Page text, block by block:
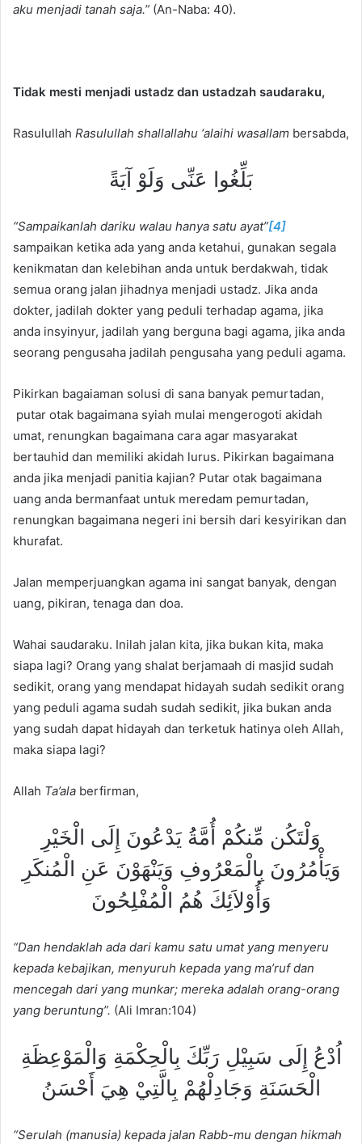
aku menjadi tanah saja.” (An-Naba: 40).
Tidak mesti menjadi ustadz dan ustadzah saudaraku,
Rasulullah Rasulullah shallallahu ‘alaihi wasallam bersabda,
بَلِّغُوا عَنِّى وَلَوْ آيَةً
“Sampaikanlah dariku walau hanya satu ayat”[4]
sampaikan ketika ada yang anda ketahui, gunakan segala
kenikmatan dan kelebihan anda untuk berdakwah, tidak
semua orang jalan jihadnya menjadi ustadz. Jika anda
dokter, jadilah dokter yang peduli terhadap agama, jika
anda insyinyur, jadilah yang berguna bagi agama, jika anda
seorang pengusaha jadilah pengusaha yang peduli agama.
Pikirkan bagaiaman solusi di sana banyak pemurtadan,
putar otak bagaimana syiah mulai mengerogoti akidah
umat, renungkan bagaimana cara agar masyarakat
bertauhid dan memiliki akidah lurus. Pikirkan bagaimana
anda jika menjadi panitia kajian? Putar otak bagaimana
uang anda bermanfaat untuk meredam pemurtadan,
renungkan bagaimana negeri ini bersih dari kesyirikan dan
khurafat.
Jalan memperjuangkan agama ini sangat banyak, dengan
uang, pikiran, tenaga dan doa.
Wahai saudaraku. Inilah jalan kita, jika bukan kita, maka
siapa lagi? Orang yang shalat berjamaah di masjid sudah
sedikit, orang yang mendapat hidayah sudah sedikit orang
yang peduli agama sudah sudah sedikit, jika bukan anda
yang sudah dapat hidayah dan terketuk hatinya oleh Allah,
maka siapa lagi?
Allah Ta’ala berfirman,
وَلْتَكُن مِّنكُمْ أُمَّةُُ يَدْعُونَ إِلَى الْخَيْرِ
وَيَأْمُرُونَ بِالْمَعْرُوفِ وَيَنْهَوْنَ عَنِ الْمُنكَرِ
وَأُوْلاَئِكَ هُمُ الْمُفْلِحُونَ
“Dan hendaklah ada dari kamu satu umat yang menyeru
kepada kebajikan, menyuruh kepada yang ma’ruf dan
mencegah dari yang munkar; mereka adalah orang-orang
yang beruntung”. (Ali Imran:104)
اُدْعُ إِلَى سَبِيْلِ رَبِّكَ بِالْحِكْمَةِ وَالْمَوْعِظَةِ
الْحَسَنَةِ وَجَادِلْهُمْ بِالَّتِيْ هِيَ أَحْسَنُ
“Serulah (manusia) kepada jalan Rabb-mu dengan hikmah